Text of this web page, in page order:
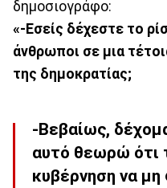
δημοσιογράφο:
«-Εσείς δέχεστε το
άνθρωποι σε μια
της δημοκρατίας;
-Βεβαίως,
αυτό θεωρώ ότι
κυβέρνηση να μη